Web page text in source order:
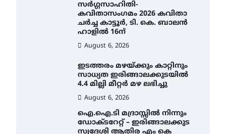
സർഗ്ഗസാഹിതി-
കവിതാസംഗമം 2026 കവിതാ
ചർച്ച കാട്ടൂർ, ടി. കെ. ബാലൻ
ഹാളിൽ 16ന്
August 6, 2026
ഇടത്തരം മഴയ്ക്കും കാറ്റിനും
സാധ്യത ഇരിങ്ങാലക്കുടയിൽ
4.4 മില്ലി മീറ്റർ മഴ ലഭിച്ചു
August 6, 2026
ഐ.ഐ.ടി മദ്രാസ്സിൽ നിന്നും
ഡോക്ടറേറ്റ് – ഇരിങ്ങാലക്കുട
സ്വദേശി ആതിര എം കെ